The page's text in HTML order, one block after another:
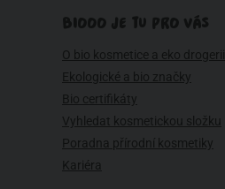
BIOOO JE TU PRO VÁS
O bio kosmetice a eko drogerii
Ekologické a bio značky
Bio certifikáty
Vyhledat kosmetickou složku
Poradna přírodní kosmetiky
Kariéra